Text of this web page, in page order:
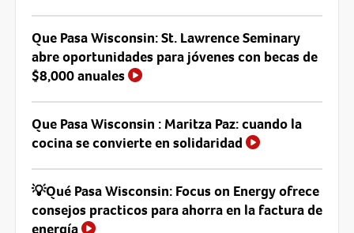
Que Pasa Wisconsin: St. Lawrence Seminary
abre oportunidades para jóvenes con becas de
$8,000 anuales
Que Pasa Wisconsin : Maritza Paz: cuando la
cocina se convierte en solidaridad
💡Qué Pasa Wisconsin: Focus on Energy ofrece
consejos practicos para ahorra en la factura de
energía